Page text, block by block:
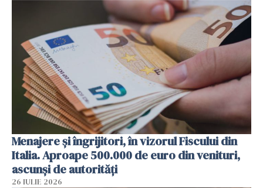
Menajere și îngrijitori, în vizorul Fiscului din
Italia. Aproape 500.000 de euro din venituri,
ascunși de autorități
26 IULIE 2026